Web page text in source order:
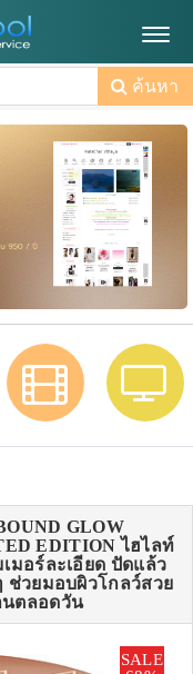
ค้นหา
GLOW
EDITION ไฮไลท์
มอร์ละเอียด ปัดแล้ว
ช่วยมอบผิวโกลว์สวย
นตลอดวัน
SALE